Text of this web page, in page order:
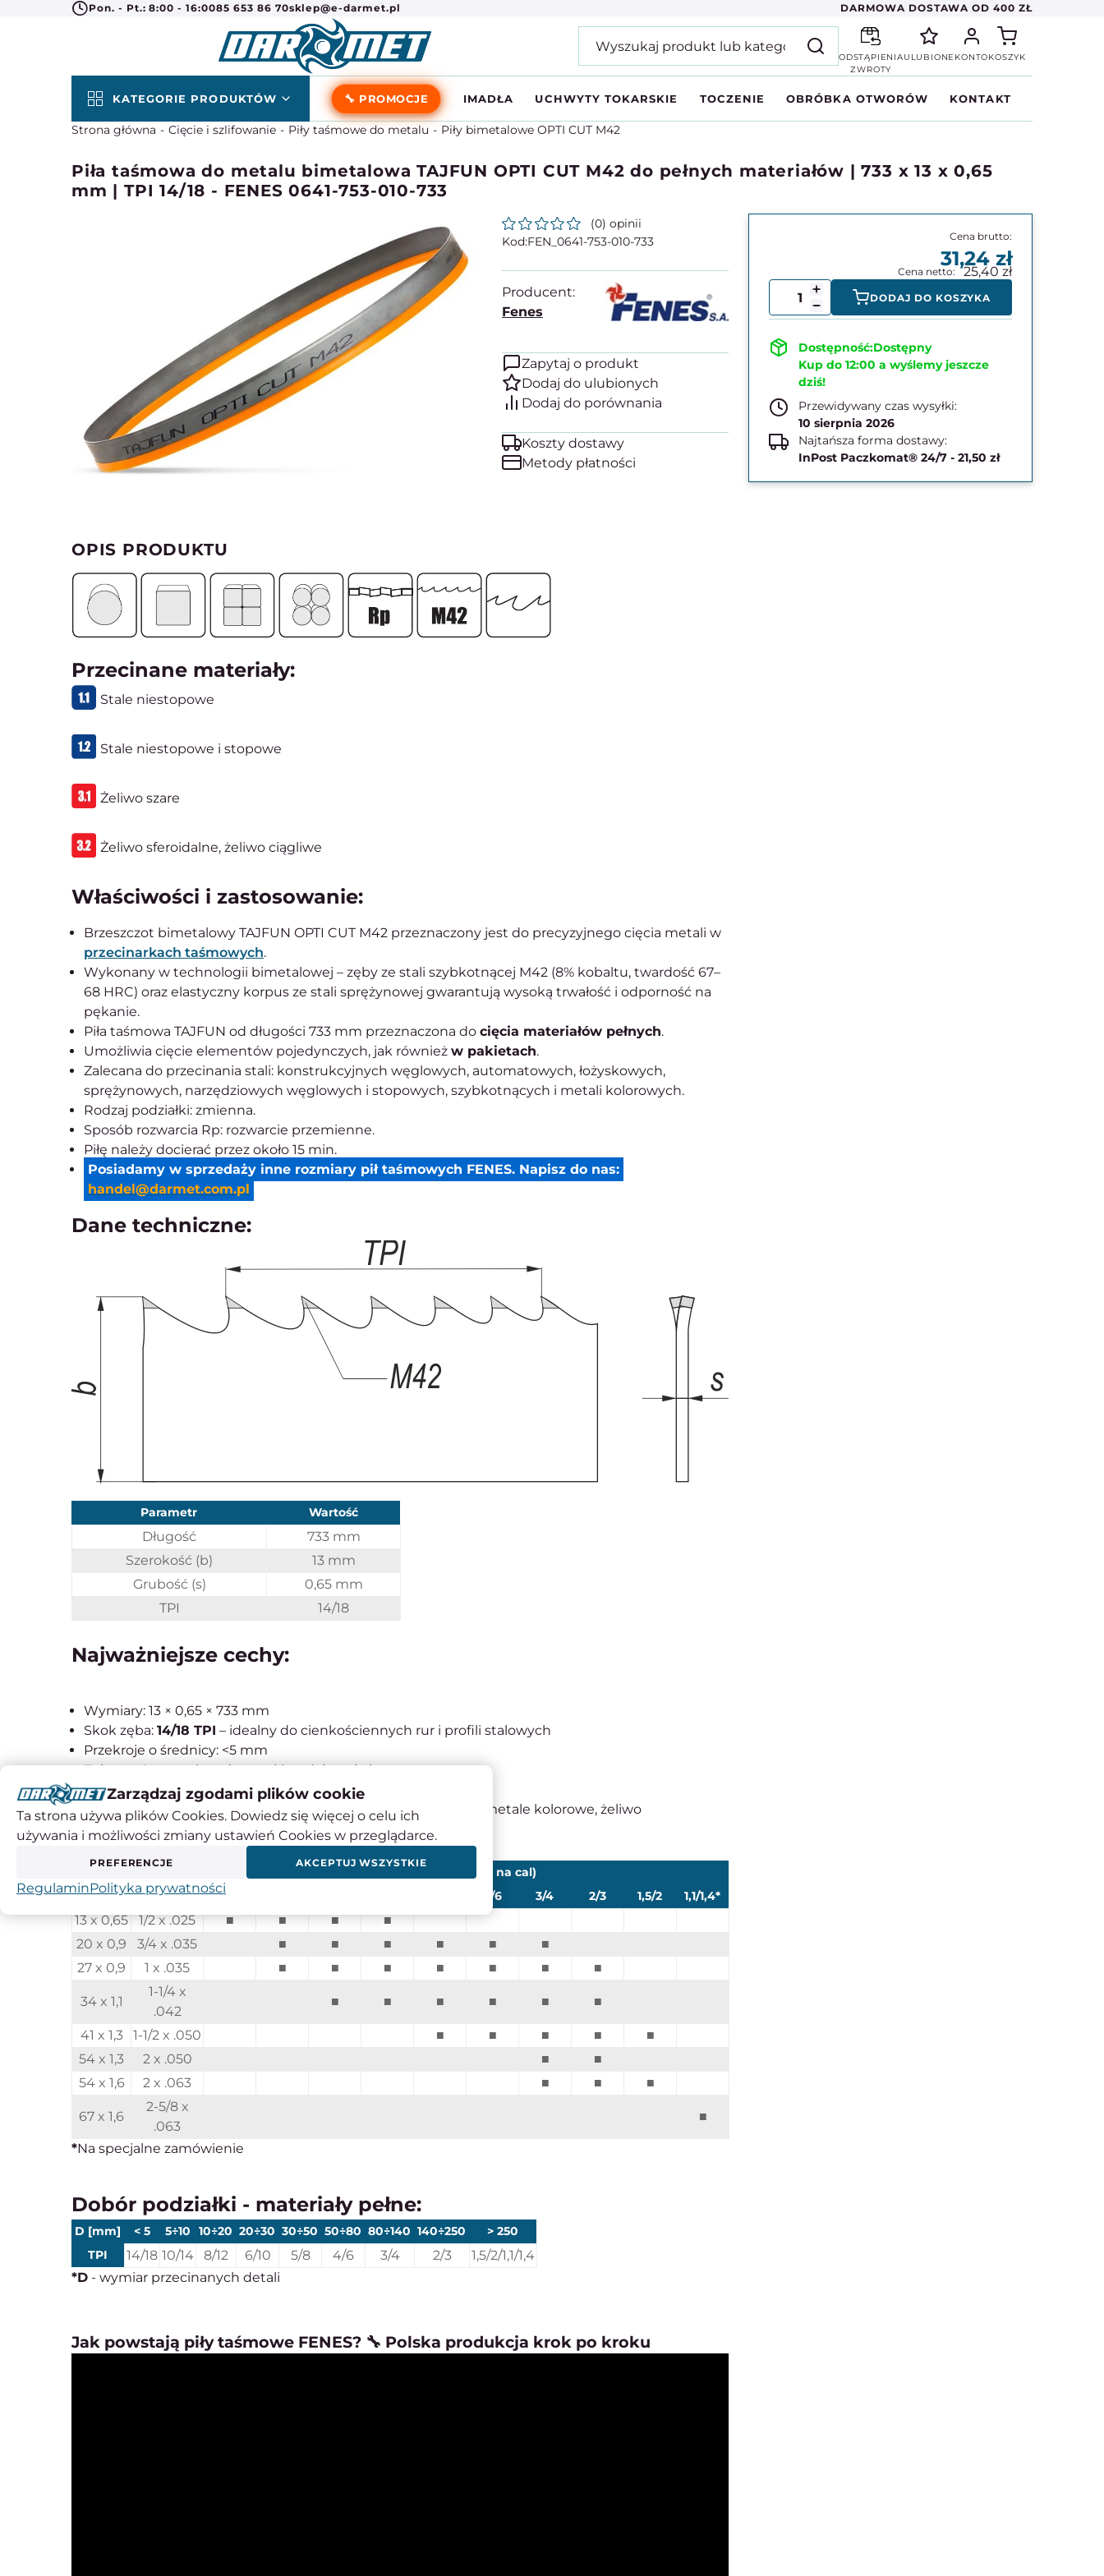
Pon. - Pt.: 8:00 - 16:0085 653 86 70sklep@e-darmet.pl DARMOWA DOSTAWA OD 400 ZŁ
ODSTĄPIENIA
ZWROTY
ULUBIONE KONTOKOSZYK
KATEGORIE PRODUKTÓW 🔧 PROMOCJE IMADŁA UCHWYTY TOKARSKIE TOCZENIE OBRÓBKA OTWORÓW KONTAKT
Strona główna Cięcie i szlifowanie Piły taśmowe do metalu Piły bimetalowe OPTI CUT M42
Piła taśmowa do metalu bimetalowa TAJFUN OPTI CUT M42 do pełnych materiałów | 733 x 13 x 0,65
mm | TPI 14/18 - FENES 0641-753-010-733
(0) opinii
FEN_0641-753-010-733
Producent:
Fenes
Zapytaj o produkt
Koszty dostawy
Metody płatności
31,24
25,40
DODAJ DO KOSZYKA
Dostępny
Kup do 12:00 a wyślemy jeszcze
dziś!
Przewidywany czas wysyłki:
10 sierpnia 2026
Najtańsza forma dostawy:
InPost Paczkomat® 24/7 - 21,50 zł
OPIS PRODUKTU
Przecinane materiały:
Stale niestopowe
Stale niestopowe i stopowe
Żeliwo szare
Żeliwo sferoidalne, żeliwo ciągliwe
Właściwości i zastosowanie:
Brzeszczot bimetalowy TAJFUN OPTI CUT M42 przeznaczony jest do precyzyjnego cięcia metali w
przecinarkach taśmowych.
Wykonany w technologii bimetalowej – zęby ze stali szybkotnącej M42 (8% kobaltu, twardość 67–
68 HRC) oraz elastyczny korpus ze stali sprężynowej gwarantują wysoką trwałość i odporność na
pękanie.
Piła taśmowa TAJFUN od długości 733 mm przeznaczona do cięcia materiałów pełnych.
Umożliwia cięcie elementów pojedynczych, jak również w pakietach.
Zalecana do przecinania stali: konstrukcyjnych węglowych, automatowych, łożyskowych,
sprężynowych, narzędziowych węglowych i stopowych, szybkotnących i metali kolorowych.
Rodzaj podziałki: zmienna.
Sposób rozwarcia Rp: rozwarcie przemienne.
Piłę należy docierać przez około 15 min.
Posiadamy w sprzedaży inne rozmiary pił taśmowych FENES. Napisz do nas:
handel@darmet.com.pl
Dane techniczne:
Parametr Wartość
Długość
733 mm
Szerokość (b)
13 mm
Grubość (s)
0,65 mm
TPI
14/18
Najważniejsze cechy:
Wymiary: 13 × 0,65 × 733 mm
Skok zęba: 14/18 TPI – idealny do cienkościennych rur i profili stalowych
Przekroje o średnicy: <5 mm
Zęby M42 – wysoka odporność na ścieranie i temperaturę
Zmienna podziałka – redukcja wibracji i płynniejsza praca
Przeznaczenie: stal konstrukcyjna, nierdzewna, automatowa, metale kolorowe, żeliwo
Ilość zębów na cal:
Szerokość x grubość
TPI (ilość zębów na cal)
mm
cal 14/18 4/6 3/4 2/3 1,5/2 1,1/1,4*
13 x 0,65 1/2 x .025 ■ ■ ■
■
20 x 0,9
3/4 x .035 ■ ■ ■ ■ ■
■
27 x 0,9
1 x .035 ■ ■ ■ ■ ■ ■ ■
34 x 1,1
1-1/4 x
.042
■ ■ ■ ■ ■ ■
41 x 1,3 1-1/2 x .050 ■ ■ ■ ■
■
54 x 1,3
2 x .050 ■
■
54 x 1,6
2 x .063 ■ ■ ■
67 x 1,6
2-5/8 x
.063
■
*Na specjalne zamówienie
Dobór podziałki - materiały pełne:
D [mm] < 5 5÷10 10÷20 20÷30 30÷50 50÷80 80÷140 140÷250
> 250
TPI
14/18 10/14 8/12 6/10 5/8 4/6 3/4 2/3
1,5/2/1,1/1,4
*D - wymiar przecinanych detali
Jak powstają piły taśmowe FENES? 🔧 Polska produkcja krok po kroku
Zarządzaj zgodami plików cookie
Ta strona używa plików Cookies. Dowiedz się więcej o celu ich
używania i możliwości zmiany ustawień Cookies w przeglądarce.
PREFERENCJE AKCEPTUJ WSZYSTKIE
RegulaminPolityka prywatności